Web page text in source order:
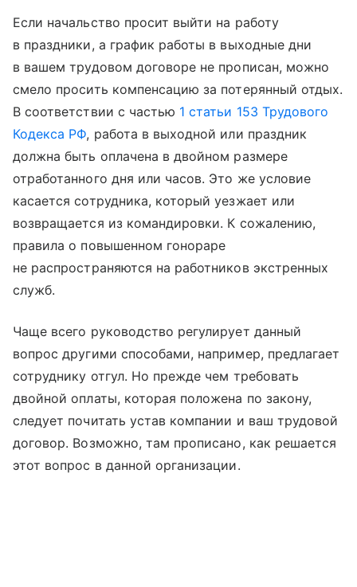
Если начальство просит выйти на работу
в праздники, а график работы в выходные дни
в вашем трудовом договоре не прописан, можно
смело просить компенсацию за потерянный отдых.
В соответствии с частью 1 статьи 153 Трудового
Кодекса РФ, работа в выходной или праздник
должна быть оплачена в двойном размере
отработанного дня или часов. Это же условие
касается сотрудника, который уезжает или
возвращается из командировки. К сожалению,
правила о повышенном гонораре
не распространяются на работников экстренных
служб.
Чаще всего руководство регулирует данный
вопрос другими способами, например, предлагает
сотруднику отгул. Но прежде чем требовать
двойной оплаты, которая положена по закону,
следует почитать устав компании и ваш трудовой
договор. Возможно, там прописано, как решается
этот вопрос в данной организации.